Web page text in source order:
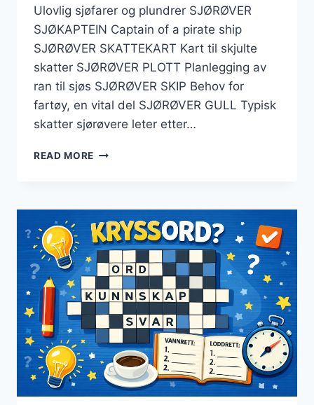
Ulovlig sjøfarer og plundrer SJØRØVER
SJØKAPTEIN Captain of a pirate ship
SJØRØVER SKATTEKART Kart til skjulte
skatter SJØRØVER PLOTT Planlegging av
ran til sjøs SJØRØVER SKIP Behov for
fartøy, en vital del SJØRØVER GULL Typisk
skatter sjørøvere leter etter…
READ MORE SJØRØVER
TIL
LØSNING
AV
KRYSSORD